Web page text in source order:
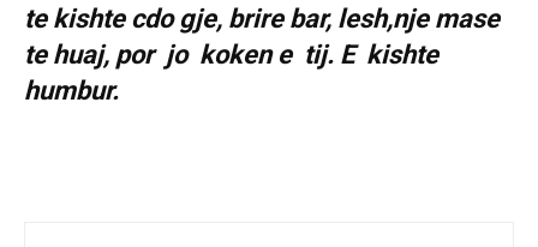
te kishte cdo gje, brire bar, lesh,nje mase
te huaj, por jo koken e tij. E kishte
humbur.